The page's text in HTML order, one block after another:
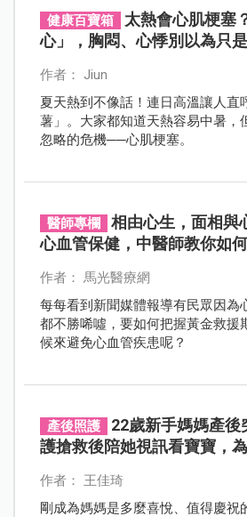
健康百寶箱
太熱會心肌梗塞
心」，胸悶、心悸別以為只
作者： Jiun
夏天熱到不像話！連日高溫讓人直
薯」。大家都知道天熱容易中暑，
忽略的危機──心肌梗塞。
醫師專欄
相由心生，面相與
心血管保健，中醫師教你如
作者： 馬光醫療網
每每看到新聞媒體報導有民眾因為
都不勝唏噓，要如何把握黃金救援
候來避免心血管疾患呢？
產後照護
22歲新手媽媽產
護搶救後陪她視訊看寶寶，
作者： 王佳琦
剛成為媽媽是多麼喜悅、值得慶祝